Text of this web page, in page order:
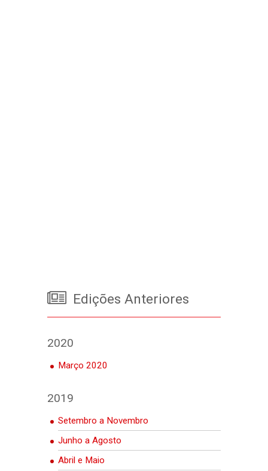
Edições Anteriores
2020
Março 2020
2019
Setembro a Novembro
Junho a Agosto
Abril e Maio